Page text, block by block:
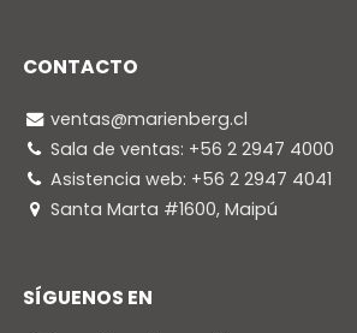
CONTACTO
ventas@marienberg.cl
Sala de ventas: +56 2 2947 4000
Asistencia web: +56 2 2947 4041
Santa Marta #1600, Maipú
SÍGUENOS EN